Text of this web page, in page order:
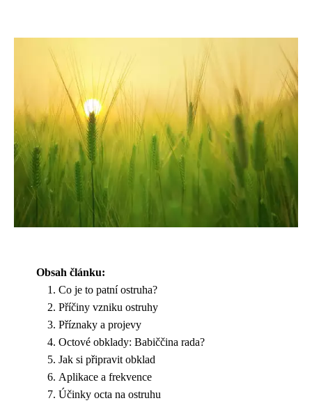
Obsah článku:
Co je to patní ostruha?
Příčiny vzniku ostruhy
Příznaky a projevy
Octové obklady: Babiččina rada?
Jak si připravit obklad
Aplikace a frekvence
Účinky octa na ostruhu